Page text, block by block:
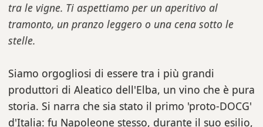
tra le vigne. Ti aspettiamo per un aperitivo al
tramonto, un pranzo leggero o una cena sotto le
stelle.
Siamo orgogliosi di essere tra i più grandi
produttori di Aleatico dell'Elba, un vino che è pura
storia. Si narra che sia stato il primo 'proto-DOCG'
d'Italia: fu Napoleone stesso, durante il suo esilio,